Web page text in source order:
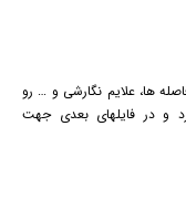
ها، علایم نگارشی و … رو
و در فایلهای بعدی جهت